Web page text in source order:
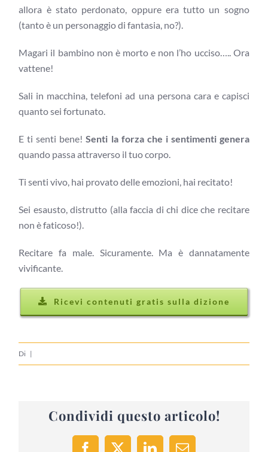
allora è stato perdonato, oppure era tutto un sogno
(tanto è un personaggio di fantasia, no?).
Magari il bambino non è morto e non l’ho ucciso….. Ora
vattene!
Sali in macchina, telefoni ad una persona cara e capisci
quanto sei fortunato.
E ti senti bene!Senti la forza che i sentimenti genera
quando passa attraverso il tuo corpo.
Ti senti vivo, hai provato delle emozioni, hai recitato!
Sei esausto, distrutto (alla faccia di chi dice che recitare
non è faticoso!).
Recitare fa male. Sicuramente. Ma è dannatamente
vivificante.
Ricevi contenuti gratis sulla dizione
Di |
Condividi questo articolo!